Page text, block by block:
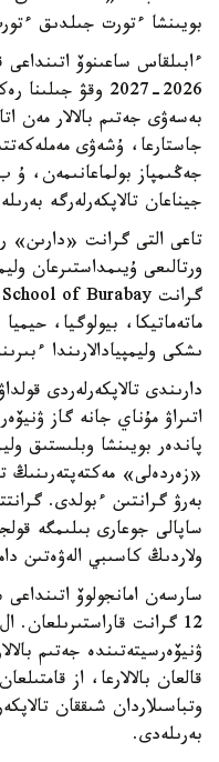
بويىنشا ءتورت جىلدىق
ءابىلقاس ساعىنوۆ اتىنداعى
بەسەۋى جەتىم بالالار مەن
جاستارعا، ۇشەۋى
جيناعان تالاپكەرلەرگە
تاعى التى گرانت «دارىن»
ورتالىعى ۇيىمداستىرعان
ماتەماتيكا، بيولوگيا،
ىشكى وليمپيادالارىندا
دارىندى تالاپكەرلەردى
اتىراۋ مۇناي جانە گاز
پاندەر بويىنشا وبلىستىق
بەرۋ گرانتىن ءبولدى.
ساپالى جوعارى بىلىمگە
ولاردىڭ كاسىبي الەۋەتىن
سارسەن امانجولوۆ
12 گرانت قاراستىرىلعان.
ۋنيۆەرسيتەتىندە جەتىم
قالعان بالالارعا، از
بەرىلەدى.